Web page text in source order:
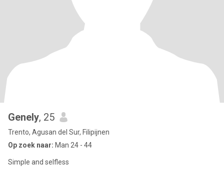
Genely, 25
Trento, Agusan del Sur, Filipijnen
Op zoek naar: Man 24 - 44
Simple and selfless